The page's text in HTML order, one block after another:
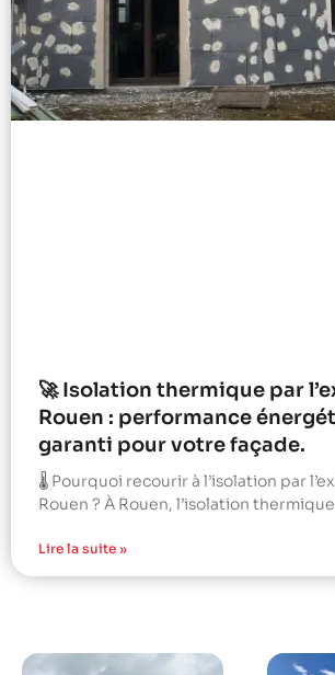
🚀 Isolation thermique par
Rouen : performance
garanti pour votre façade.
🌡️ Pourquoi recourir à l’isolation par
Rouen ? À Rouen, l’isolation
Lire la suite »